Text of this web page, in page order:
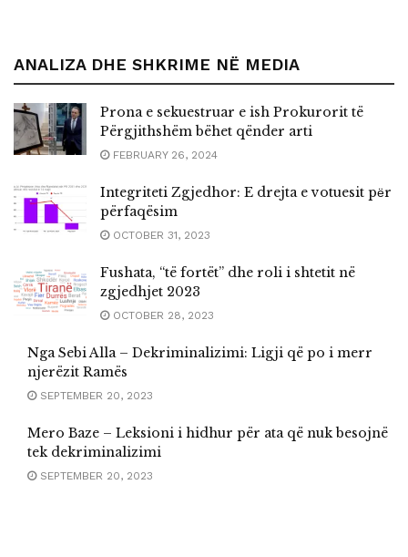
ANALIZA DHE SHKRIME NË MEDIA
Prona e sekuestruar e ish Prokurorit të
Përgjithshëm bëhet qënder arti
FEBRUARY 26, 2024
Integriteti Zgjedhor: E drejta e votuesit pёr
përfaqësim
OCTOBER 31, 2023
Fushata, “të fortët” dhe roli i shtetit në
zgjedhjet 2023
OCTOBER 28, 2023
Nga Sebi Alla – Dekriminalizimi: Ligji që po i merr
njerëzit Ramës
SEPTEMBER 20, 2023
Mero Baze – Leksioni i hidhur për ata që nuk besojnë
tek dekriminalizimi
SEPTEMBER 20, 2023